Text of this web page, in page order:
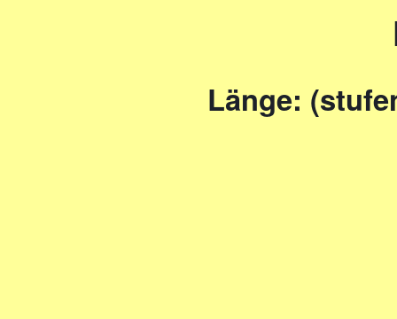
Länge: